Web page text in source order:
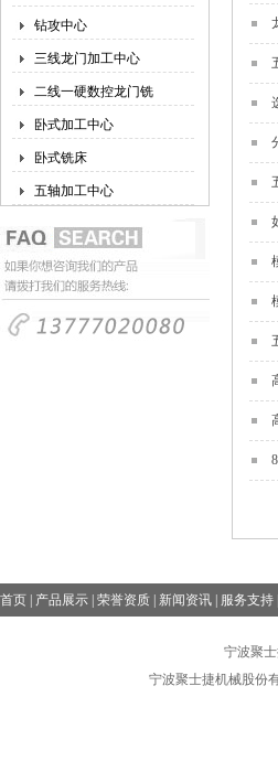
钻攻中心
三线龙门加工中心
二线一硬数控龙门铣
卧式加工中心
卧式铣床
五轴加工中心
首页 产品展示 荣誉资质 新闻资讯 服务支持
宁波聚
宁波聚士捷机械股份